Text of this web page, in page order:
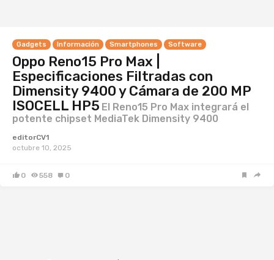
Gadgets Información Smartphones Software
Oppo Reno15 Pro Max |
Especificaciones Filtradas con
Dimensity 9400 y Cámara de 200 MP
ISOCELL HP5 El Reno15 Pro Max integrará el
potente chipset MediaTek Dimensity 9400
editorCV1
octubre 10, 2025
0 558 0